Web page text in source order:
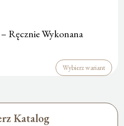
Ręcznie Wykonana
Wybierz wariant
Katalog